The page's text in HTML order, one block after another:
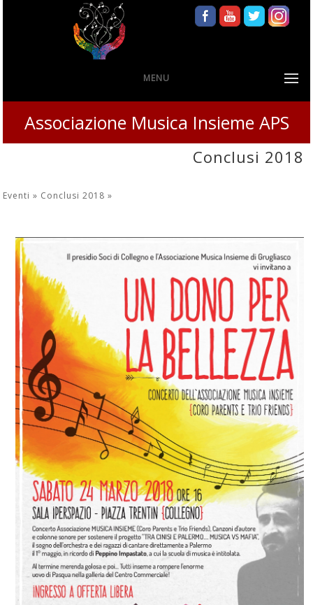
MENU
Associazione Musica Insieme APS
Conclusi 2018
Eventi » Conclusi 2018»